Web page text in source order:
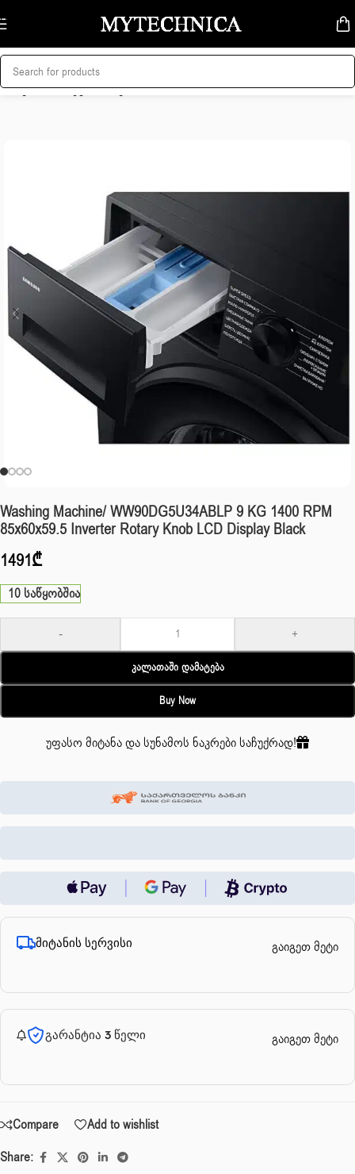
Skip to navigation
Skip to main content
მთავარი/სარეცხი მანქანა
Washing Machine/ WW90DG5U34ABLP 9 KG 1400 RPM
85x60x59.5 Inverter Rotary Knob LCD Display Black
1491₾
10 საწყობშია
- +
Კალათაში Დამატება
Buy Now
უფასო მიტანა და სუნამოს ნაკრები საჩუქრად!
მიტანის სერვისი გაიგეთ მეტი
გარანტია 3 წელი გაიგეთ მეტი
Compare
Add to wishlist
Share: